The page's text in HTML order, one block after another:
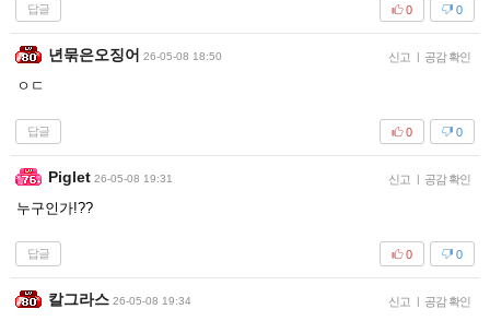
답글 0
0
년묶은오징어 26-05-08 18:50 신고 | 공감 확인
ㅇㄷ
답글 0
0
Piglet 26-05-08 19:31 신고 | 공감 확인
누구인가!??
답글 0
0
칼그라스 26-05-08 19:34 신고 | 공감 확인